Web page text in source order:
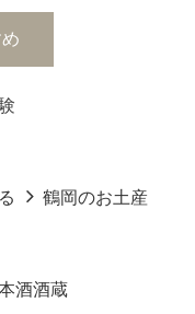
鶴岡のお土産
酒酒蔵